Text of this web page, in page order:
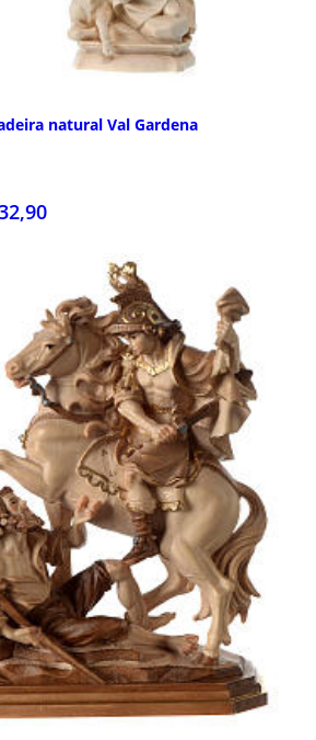
natural Val Gardena